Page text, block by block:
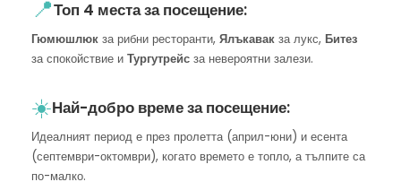
📍Топ 4 места за посещение:
Гюмюшлюк за рибни ресторанти, Ялъкавак за лукс, Битез
за спокойствие и Тургутрейс за невероятни залези.
☀️Най-добро време за посещение:
Идеалният период е през пролетта (април-юни) и есента
(септември-октомври), когато времето е топло, а тълпите са
по-малко.